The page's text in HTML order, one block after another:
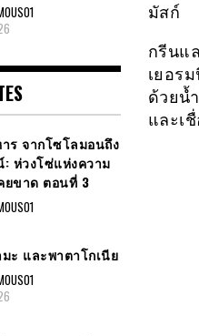
มัสก์
กรีนแ
เยอร
ด้วยน้
และเ
าร จากโซโลมอนถึง
: ห่วงโซ่แห่งความ
ยขาด ตอนที่ 3
ะ และพาตาโกเนีย